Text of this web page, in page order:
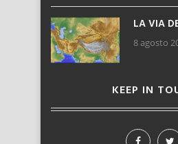
LA VIA
8 agosto
KEEP IN